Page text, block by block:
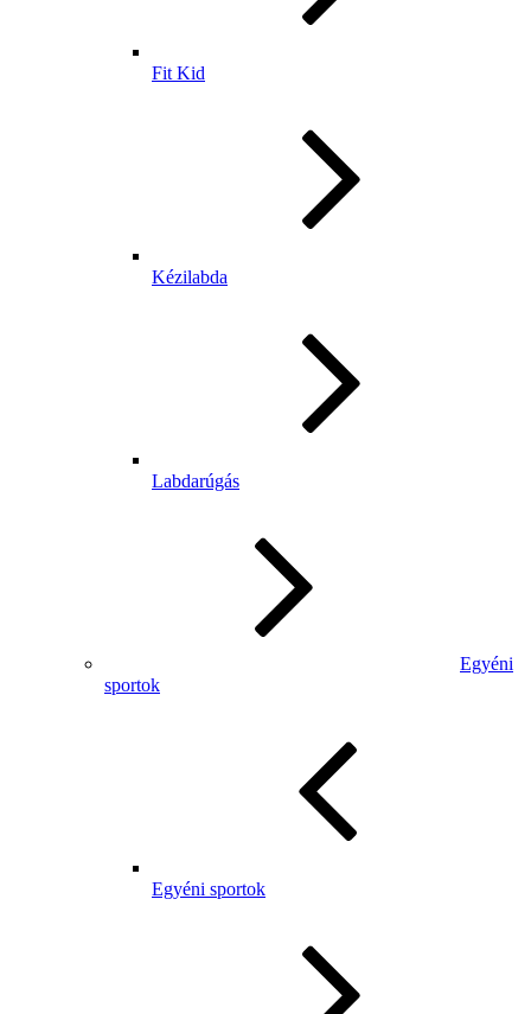
Fit Kid
Kézilabda
Labdarúgás
Egyéni
sportok
Egyéni sportok